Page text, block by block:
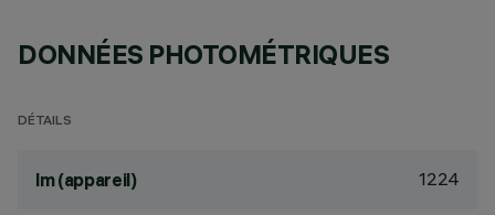
DONNÉES PHOTOMÉTRIQUES
DÉTAILS
lm (appareil) 1224